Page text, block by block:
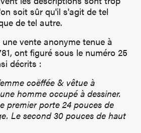
soit sûr qu'il s'agit de tel
de tel autre.
vente anonyme tenue à
ont figuré sous le numéro 25
décrits :
coëffée & vêtue à
homme occupé à dessiner.
premier porte 24 pouces de
Le second 30 pouces de haut